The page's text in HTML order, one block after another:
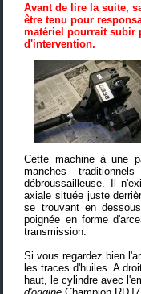
Avant de lire la suite,
être tenu pour
matériel pourrait subir
d'intervention.
Cette machine à une
manches
débroussailleuse. Il
axiale située juste
se trouvant en
poignée en forme
transmission.
Si vous regardez bien
les traces d'huiles. A
haut, le cylindre avec